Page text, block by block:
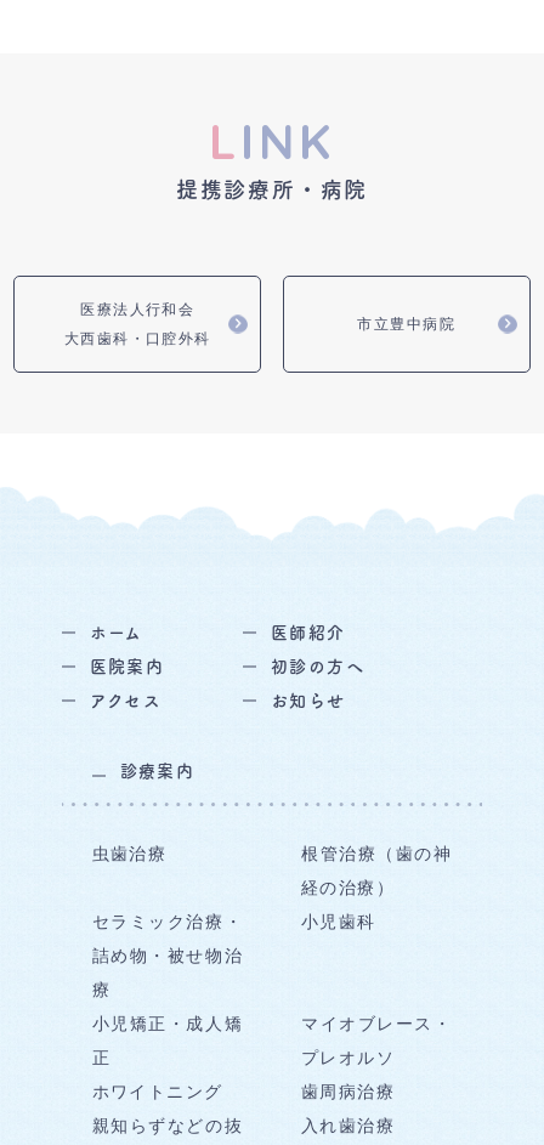
LINK
提携診療所・病院
医療法人行和会
大西歯科・口腔外科
市立豊中病院
ホーム
医師紹介
医院案内
初診の方へ
アクセス
お知らせ
診療案内
虫歯治療
根管治療（歯の神
経の治療）
セラミック治療・
詰め物・被せ物治
療
小児歯科
小児矯正・成人矯
正
マイオブレース・
プレオルソ
ホワイトニング
歯周病治療
親知らずなどの抜
入れ歯治療